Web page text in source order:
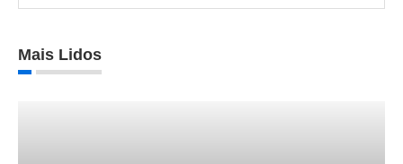
Mais Lidos